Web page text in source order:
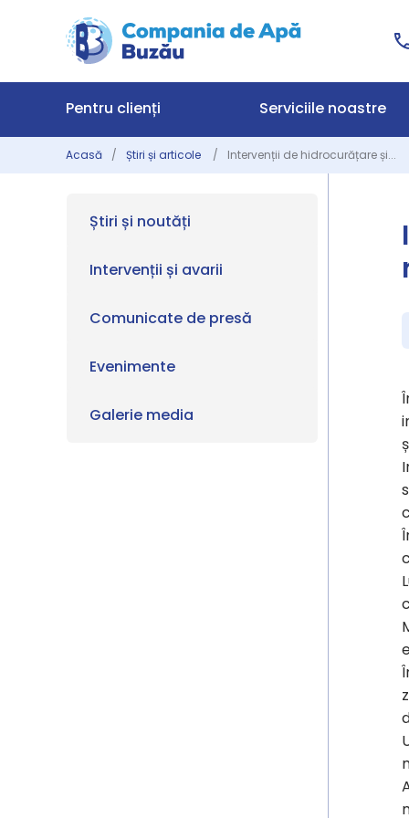
Pentru clienți Serviciile noastre
Acasă Știri și articole Intervenții de hidrocurățare și...
Știri și noutăți
Intervenții și avarii
Comunicate de presă
Evenimente
Galerie media